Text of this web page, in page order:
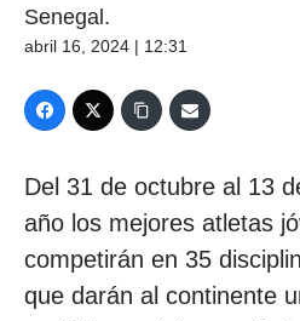
Senegal.
abril 16, 2024 | 12:31
Del 31 de octubre al 13
año los mejores atletas
competirán en 35
que darán al continente